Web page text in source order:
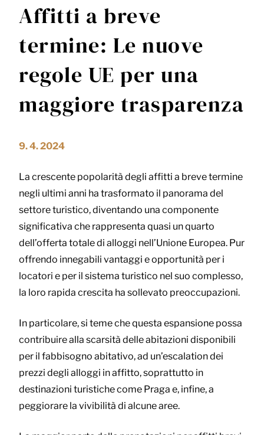
Affitti a breve
termine: Le nuove
regole UE per una
maggiore trasparenza
9. 4. 2024
La crescente popolarità degli affitti a breve termine
negli ultimi anni ha trasformato il panorama del
settore turistico, diventando una componente
significativa che rappresenta quasi un quarto
dell’offerta totale di alloggi nell’Unione Europea. Pur
offrendo innegabili vantaggi e opportunità per i
locatori e per il sistema turistico nel suo complesso,
la loro rapida crescita ha sollevato preoccupazioni.
In particolare, si teme che questa espansione possa
contribuire alla scarsità delle abitazioni disponibili
per il fabbisogno abitativo, ad un’escalation dei
prezzi degli alloggi in affitto, soprattutto in
destinazioni turistiche come Praga e, infine, a
peggiorare la vivibilità di alcune aree.